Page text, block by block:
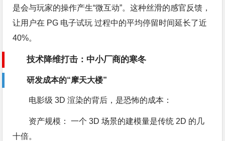
是会与玩家的操作产生“微互动”。这种丝滑的感官反馈，
让用户在 PG 电子试玩 过程中的平均停留时间延长了近
40%。
技术降维打击：中小厂商的寒冬
研发成本的“摩天大楼”
电影级 3D 渲染的背后，是恐怖的成本：
资产规模： 一个 3D 场景的建模量是传统 2D 的几
十倍。